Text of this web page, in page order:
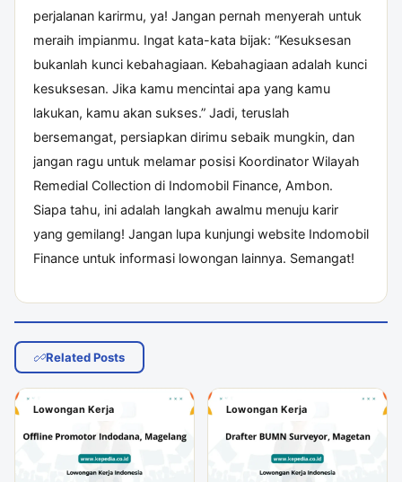
perjalanan karirmu, ya! Jangan pernah menyerah untuk
meraih impianmu. Ingat kata-kata bijak: “Kesuksesan
bukanlah kunci kebahagiaan. Kebahagiaan adalah kunci
kesuksesan. Jika kamu mencintai apa yang kamu
lakukan, kamu akan sukses.” Jadi, teruslah
bersemangat, persiapkan dirimu sebaik mungkin, dan
jangan ragu untuk melamar posisi Koordinator Wilayah
Remedial Collection di Indomobil Finance, Ambon.
Siapa tahu, ini adalah langkah awalmu menuju karir
yang gemilang! Jangan lupa kunjungi website Indomobil
Finance untuk informasi lowongan lainnya. Semangat!
Related Posts
Lowongan Kerja Lowongan Kerja